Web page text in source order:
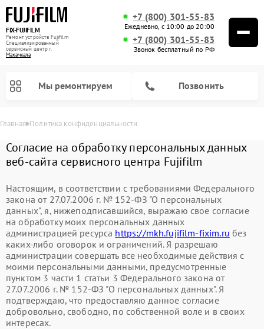
FIX-FUJIFILM
Ремонт устройств Fujifilm
Специализированный
cервисный центр г.
Махачкала
+7 (800) 301-55-83
Ежедневно, с 10:00 до 20:00
+7 (800) 301-55-83
Звонок бесплатный по РФ
Мы ремонтируем Позвонить
Главная Политика конфиденциальности
Согласие на обработку персональных данных
веб-сайта сервисного центра Fujifilm
Настоящим, в соответствии с требованиями Федерального
закона от 27.07.2006 г. № 152-ФЗ "О персональных
данных", я, нижеподписавшийся, выражаю свое согласие
на обработку моих персональных данных
администрацией ресурса https://mkh.fujifilm-fixim.ru без
каких-либо оговорок и ограничений. Я разрешаю
администрации совершать все необходимые действия с
моими персональными данными, предусмотренные
пунктом 3 части 1 статьи 3 Федерального закона от
27.07.2006 г. № 152-ФЗ "О персональных данных". Я
подтверждаю, что предоставляю данное согласие
добровольно, свободно, по собственной воле и в своих
интересах.